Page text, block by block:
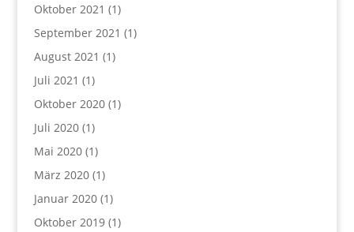
Oktober 2021 (1)
September 2021 (1)
August 2021 (1)
Juli 2021 (1)
Oktober 2020(1)
Juli 2020(1)
Mai 2020(1)
März 2020(1)
Januar 2020(1)
Oktober 2019(1)